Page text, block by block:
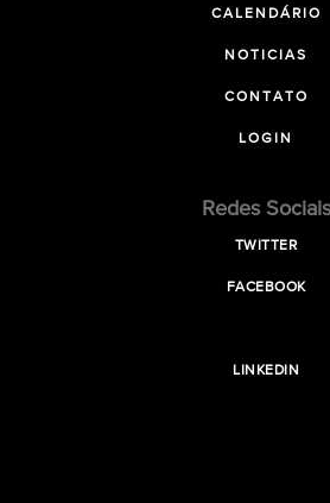
CALENDÁRIO
NOTICIAS
CONTATO
LOGIN
Redes Sociais
TWITTER
FACEBOOK
LINKEDIN